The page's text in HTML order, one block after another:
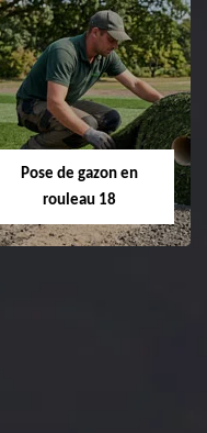
Tonte et réfection
de pelouse 18
Entreprise tonte et
Cher tel: 02.52.56.49.40
Pose de gazon en
rouleau 18